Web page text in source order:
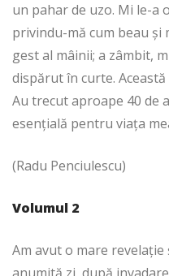
un pahar de uzo. Mi le-a
privindu-mă cum beau și
gest al mâinii; a zâmbit,
dispărut în curte.
Au trecut aproape 40 de
esențială pentru viața
(Radu Penciulescu)
Volumul 2
Am avut o mare